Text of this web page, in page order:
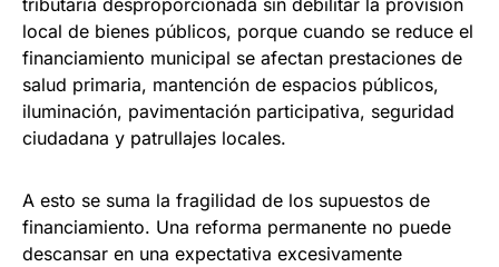
local de bienes públicos, porque cuando se reduce el
financiamiento municipal se afectan prestaciones de
salud primaria, mantención de espacios públicos,
iluminación, pavimentación participativa, seguridad
ciudadana y patrullajes locales.
A esto se suma la fragilidad de los supuestos de
financiamiento. Una reforma permanente no puede
descansar en una expectativa excesivamente